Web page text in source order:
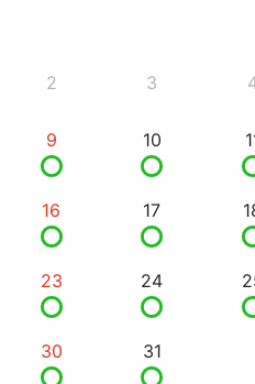
2 3
9 10
16 17
23 24
30 31